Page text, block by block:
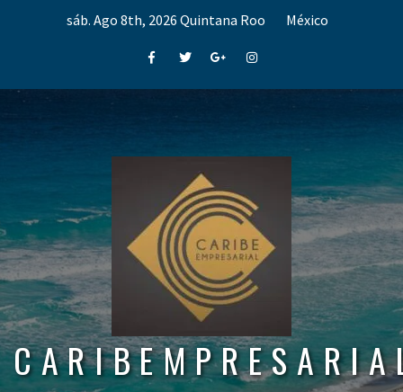
sáb. Ago 8th, 2026 Quintana Roo México
FacebookTwitterGoogle+Instagram